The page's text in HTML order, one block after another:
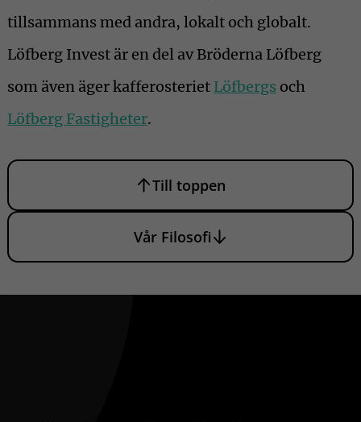
tillsammans med andra, lokalt och globalt.
Löfberg Invest är en del av Bröderna Löfberg
som även äger kafferosteriet Löfbergs och
Löfberg Fastigheter.
Till toppen
Vår Filosofi